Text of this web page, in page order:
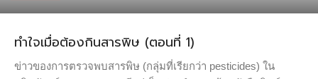
ทำใจเมื่อต้องกินสารพิษ (ตอนที่ 1)
ข่าวของการตรวจพบสารพิษ (กลุ่มที่เรียกว่า pesticides) ใน